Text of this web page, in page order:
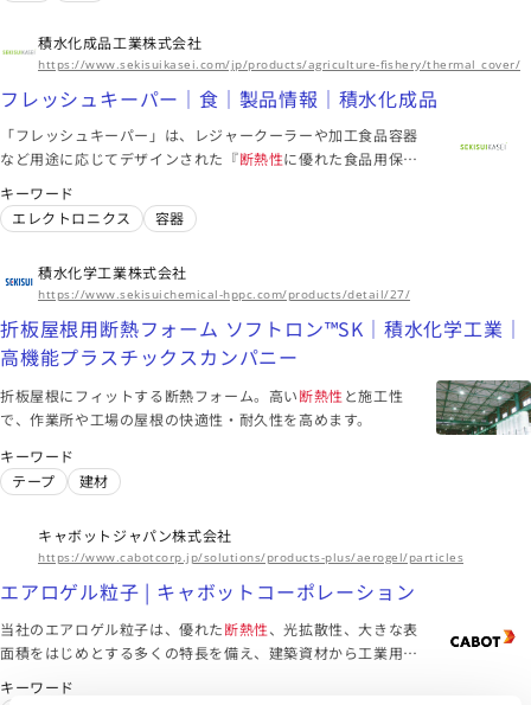
積水化成品工業株式会社
https://www.sekisuikasei.com/jp/products/agriculture-fishery/thermal_cover/
フレッシュキーパー｜食｜製品情報｜積水化成品
「フレッシュキーパー」は、レジャークーラーや加工食品容器
など用途に応じてデザインされた『断熱性に優れた食品用保
キーワード
エレクトロニクス
容器
積水化学工業株式会社
https://www.sekisuichemical-hppc.com/products/detail/27/
折板屋根用断熱フォーム ソフトロン™SK｜積水化学工業｜
高機能プラスチックスカンパニー
折板屋根にフィットする断熱フォーム。高い断熱性 と施工性
で、作業所や工場の屋根の快適性・耐久性を高めます。
キーワード
テープ
建材
キャボットジャパン株式会社
https://www.cabotcorp.jp/solutions/products-plus/aerogel/particles
エアロゲル粒子 | キャボットコーポレーション
当社のエアロゲル粒子は、優れた断熱性、光拡散性、大きな表
面積をはじめとする多くの特長を備え、建築資材から工業用塗
キーワード